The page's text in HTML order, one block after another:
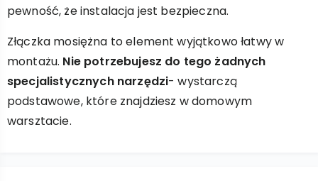
pewność, że instalacja jest bezpieczna.
Złączka mosiężna to element wyjątkowo łatwy w
montażu. Nie potrzebujesz do tego żadnych
specjalistycznych narzędzi- wystarczą
podstawowe, które znajdziesz w domowym
warsztacie.